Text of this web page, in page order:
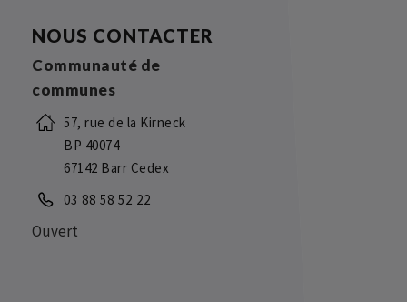
NOUS CONTACTER
Communauté de
communes
57, rue de la Kirneck
BP 40074
67142 Barr Cedex
03 88 58 52 22
Ouvert